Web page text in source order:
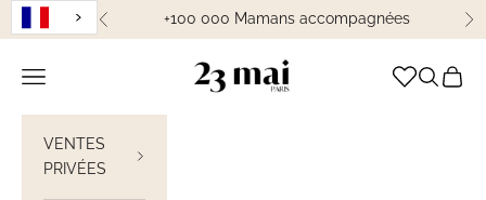
Passer au contenu
Précédent+100 000 Mamans accompagnées
23 Mai Paris
Ouvrir la navigation Ouvrir la
Voir
VENTES
PRIVÉES